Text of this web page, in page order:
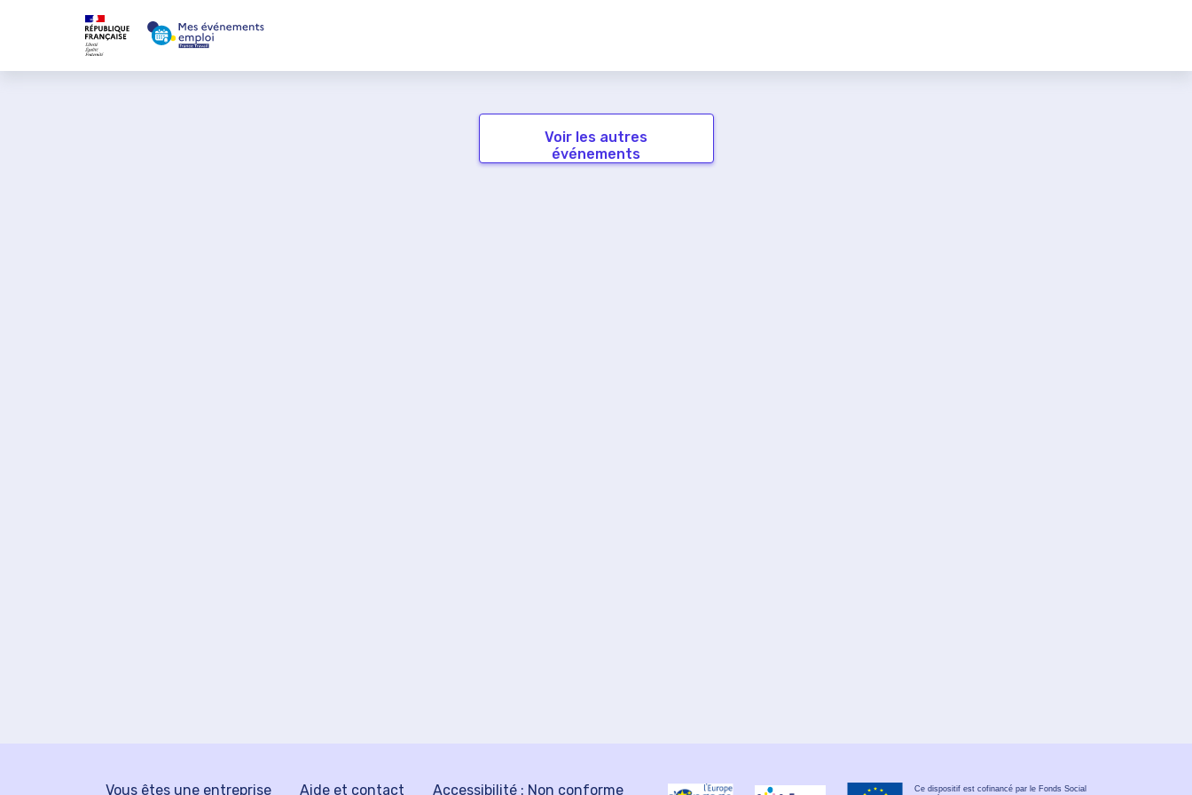
Voir les autres
événements
Vous êtes une entreprise Aide et contact Accessibilité : Non conforme
Ce dispositif est cofinancé par le Fonds Social